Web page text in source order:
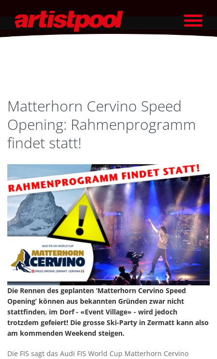
Matterhorn Cervino Speed
Opening: Rahmenprogramm
findet statt!
Die Rennen des geplanten ‘Matterhorn Cervino Speed
Opening’ können aus bekannten Gründen zwar nicht
stattfinden, im Dorf - «Event Village» - wird jedoch
trotzdem gefeiert! Die grosse Ski-Party in Zermatt kann also
am kommenden Weekend steigen.
Die FIS sagt das Audi FIS World Cup Matterhorn Cervino